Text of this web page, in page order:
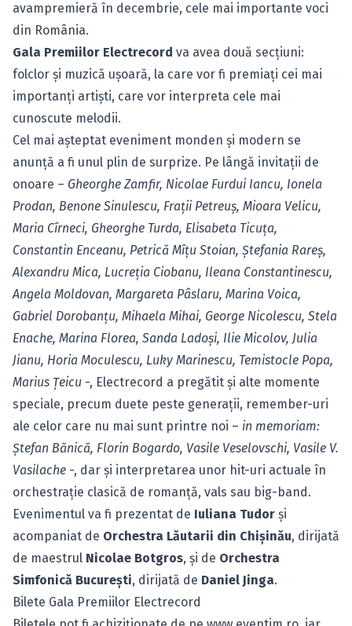
avampremieră în decembrie, cele mai importante voci
din România.
Gala Premiilor Electrecord va avea două secţiuni:
folclor şi muzică uşoară, la care vor fi premiaţi cei mai
importanţi artişti, care vor interpreta cele mai
cunoscute melodii.
Cel mai aşteptat eveniment monden şi modern se
anunţă a fi unul plin de surprize. Pe lângă invitaţii de
onoare – Gheorghe Zamfir, Nicolae Furdui Iancu, Ionela
Prodan, Benone Sinulescu, Fraţii Petreuş, Mioara Velicu,
Maria Cîrneci, Gheorghe Turda, Elisabeta Ticuţa,
Constantin Enceanu, Petrică Mîţu Stoian, Ştefania Rareş,
Alexandru Mica, Lucreţia Ciobanu, Ileana Constantinescu,
Angela Moldovan, Margareta Pâslaru, Marina Voica,
Gabriel Dorobanţu, Mihaela Mihai, George Nicolescu, Stela
Enache, Marina Florea, Sanda Ladoşi, Ilie Micolov, Julia
Jianu, Horia Moculescu, Luky Marinescu, Temistocle Popa,
Marius Ţeicu -, Electrecord a pregătit şi alte momente
speciale, precum duete peste generaţii, remember-uri
ale celor care nu mai sunt printre noi – in memoriam:
Ştefan Bănică, Florin Bogardo, Vasile Veselovschi, Vasile V.
Vasilache -, dar şi interpretarea unor hit-uri actuale în
orchestraţie clasică de romanţă, vals sau big-band.
Evenimentul va fi prezentat de Iuliana Tudor şi
acompaniat de Orchestra Lăutarii din Chişinău, dirijată
de maestrul Nicolae Botgros, şi de Orchestra
Simfonică Bucureşti, dirijată de Daniel Jinga.
Bilete Gala Premiilor Electrecord